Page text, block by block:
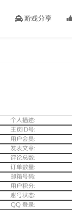
游戏分享
个人描述:
主页ID号:
用户会员:
发表文章:
评论总数:
订单数量:
邮箱号码:
用户积分:
账号状态:
QQ 登录: